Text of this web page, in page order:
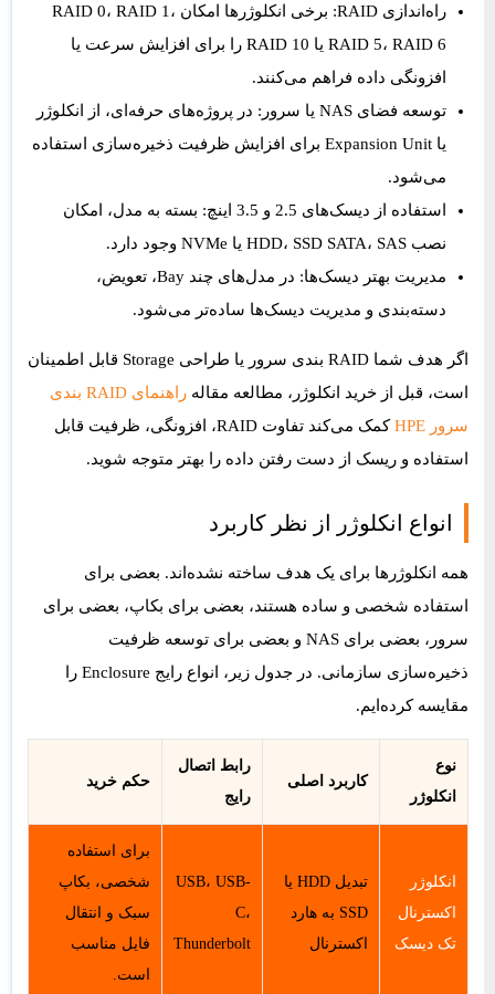
راه‌اندازی RAID:
برخی انکلوژرها امکان RAID 0، RAID 1،
RAID 5، RAID 6 یا RAID 10 را برای افزایش سرعت یا
افزونگی داده فراهم می‌کنند.
توسعه فضای NAS یا سرور:
در پروژه‌های حرفه‌ای، از انکلوژر
یا Expansion Unit برای افزایش ظرفیت ذخیره‌سازی استفاده
می‌شود.
استفاده از دیسک‌های 2.5 و 3.5 اینچ:
بسته به مدل، امکان
نصب HDD، SSD SATA، SAS یا NVMe وجود دارد.
مدیریت بهتر دیسک‌ها:
در مدل‌های چند Bay، تعویض،
دسته‌بندی و مدیریت دیسک‌ها ساده‌تر می‌شود.
اگر هدف شما RAID بندی سرور یا طراحی Storage قابل اطمینان
است، قبل از خرید انکلوژر، مطالعه مقاله
راهنمای RAID بندی
سرور HPE
کمک می‌کند تفاوت RAID، افزونگی، ظرفیت قابل
استفاده و ریسک از دست رفتن داده را بهتر متوجه شوید.
انواع انکلوژر از نظر کاربرد
همه انکلوژرها برای یک هدف ساخته نشده‌اند. بعضی برای
استفاده شخصی و ساده هستند، بعضی برای بکاپ، بعضی برای
سرور، بعضی برای NAS و بعضی برای توسعه ظرفیت
ذخیره‌سازی سازمانی. در جدول زیر، انواع رایج Enclosure را
مقایسه کرده‌ایم.
نوع
انکلوژر
کاربرد اصلی
رابط اتصال
رایج
حکم خرید
انکلوژر
اکسترنال
تک دیسک
تبدیل HDD یا
SSD به هارد
اکسترنال
USB، USB-
C،
Thunderbolt
برای استفاده
شخصی، بکاپ
سبک و انتقال
فایل مناسب
است.